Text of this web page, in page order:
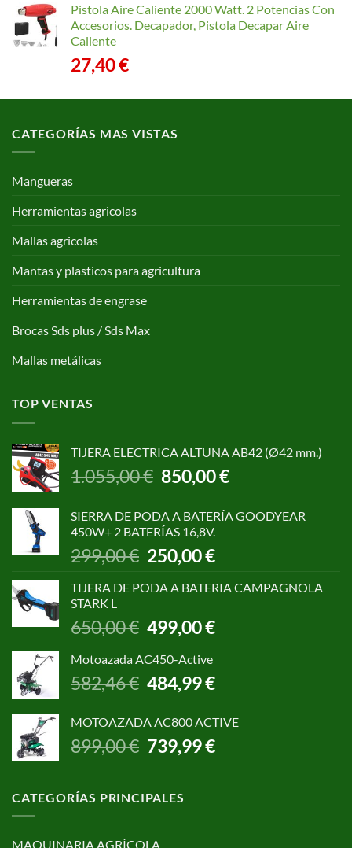
Pistola Aire Caliente 2000 Watt. 2 Potencias Con
Accesorios. Decapador, Pistola Decapar Aire
Caliente
27,40€
CATEGORÍAS MAS VISTAS
Mangueras
Herramientas agricolas
Mallas agricolas
Mantas y plasticos para agricultura
Herramientas de engrase
Brocas Sds plus / Sds Max
Mallas metálicas
TOP VENTAS
TIJERA ELECTRICA ALTUNA AB42 (Ø42 mm.)
1.055,00€ El
precio
era:
1.055,00 €.
850,00€El
precio
es:
SIERRA DE PODA A BATERÍA GOODYEAR
450W+ 2 BATERÍAS 16,8V.
299,00€ El
precio
original
299,00 €.
250,00€El
precio
actual
250,00 €.
TIJERA DE PODA A BATERIA CAMPAGNOLA
STARK L
650,00€
El
precio
original
650,00 €.
499,00€El
precio
499,00 €.
Motoazada AC450-Active
582,46€
El
precio
era:
582,46 €.
484,99€El
precio
es:
484,99 €.
MOTOAZADA AC800 ACTIVE
899,00€ El
precio
era:
899,00 €.
739,99€El
precio
CATEGORÍAS PRINCIPALES
MAQUINARIA AGRÍCOLA